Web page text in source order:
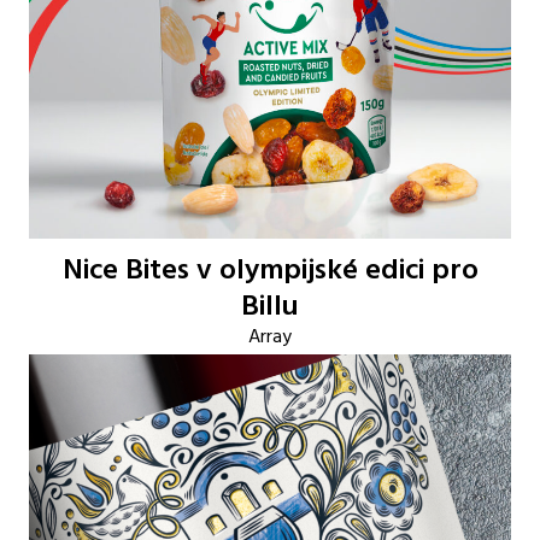
Nice Bites v olympijské edici pro
Billu
Array